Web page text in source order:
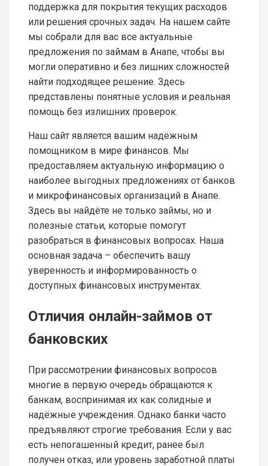
поддержка для покрытия текущих расходов
или решения срочных задач. На нашем сайте
мы собрали для вас все актуальные
предложения по займам в Анапе, чтобы вы
могли оперативно и без лишних сложностей
найти подходящее решение. Здесь
представлены понятные условия и реальная
помощь без излишних проверок.
Наш сайт является вашим надёжным
помощником в мире финансов. Мы
предоставляем актуальную информацию о
наиболее выгодных предложениях от банков
и микрофинансовых организаций в Анапе.
Здесь вы найдёте не только займы, но и
полезные статьи, которые помогут
разобраться в финансовых вопросах. Наша
основная задача – обеспечить вашу
уверенность и информированность о
доступных финансовых инструментах.
Отличия онлайн-займов от
банковских
При рассмотрении финансовых вопросов
многие в первую очередь обращаются к
банкам, воспринимая их как солидные и
надёжные учреждения. Однако банки часто
предъявляют строгие требования. Если у вас
есть непогашенный кредит, ранее был
получен отказ, или уровень заработной платы